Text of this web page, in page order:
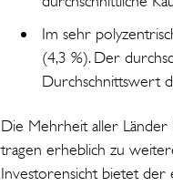
Im sehr
(4,3 %). Der
Durchschnittswert
Die Mehrheit aller Länder
tragen erheblich zu
Investorensicht bietet der